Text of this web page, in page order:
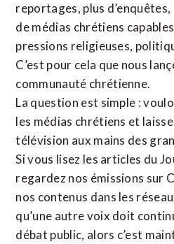
reportages, plus
de médias chrétiens
pressions religieuses,
C’est pour cela que nous
communauté chrétienne.
La question est simple :
les médias chrétiens et
télévision aux mains des
Si vous lisez les articles du
regardez nos émissions sur
nos contenus dans les
qu’une autre voix doit
débat public, alors c’est